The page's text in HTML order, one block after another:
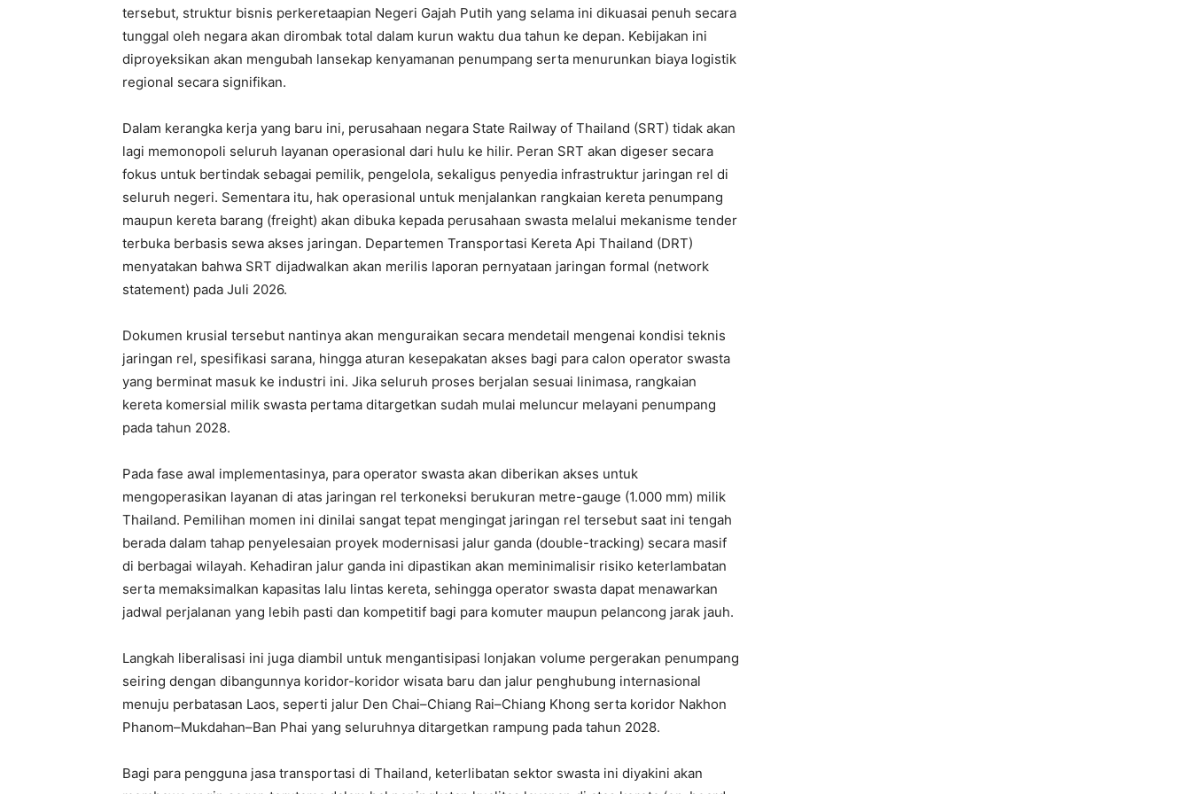
tersebut, struktur bisnis perkeretaapian Negeri Gajah Putih yang selama ini dikuasai penuh secara
tunggal oleh negara akan dirombak total dalam kurun waktu dua tahun ke depan. Kebijakan ini
diproyeksikan akan mengubah lansekap kenyamanan penumpang serta menurunkan biaya logistik
regional secara signifikan.
Dalam kerangka kerja yang baru ini, perusahaan negara State Railway of Thailand (SRT) tidak akan
lagi memonopoli seluruh layanan operasional dari hulu ke hilir. Peran SRT akan digeser secara
fokus untuk bertindak sebagai pemilik, pengelola, sekaligus penyedia infrastruktur jaringan rel di
seluruh negeri. Sementara itu, hak operasional untuk menjalankan rangkaian kereta penumpang
maupun kereta barang (freight) akan dibuka kepada perusahaan swasta melalui mekanisme tender
terbuka berbasis sewa akses jaringan. Departemen Transportasi Kereta Api Thailand (DRT)
menyatakan bahwa SRT dijadwalkan akan merilis laporan pernyataan jaringan formal (network
statement) pada Juli 2026.
Dokumen krusial tersebut nantinya akan menguraikan secara mendetail mengenai kondisi teknis
jaringan rel, spesifikasi sarana, hingga aturan kesepakatan akses bagi para calon operator swasta
yang berminat masuk ke industri ini. Jika seluruh proses berjalan sesuai linimasa, rangkaian
kereta komersial milik swasta pertama ditargetkan sudah mulai meluncur melayani penumpang
pada tahun 2028.
Pada fase awal implementasinya, para operator swasta akan diberikan akses untuk
mengoperasikan layanan di atas jaringan rel terkoneksi berukuran metre-gauge (1.000 mm) milik
Thailand. Pemilihan momen ini dinilai sangat tepat mengingat jaringan rel tersebut saat ini tengah
berada dalam tahap penyelesaian proyek modernisasi jalur ganda (double-tracking) secara masif
di berbagai wilayah. Kehadiran jalur ganda ini dipastikan akan meminimalisir risiko keterlambatan
serta memaksimalkan kapasitas lalu lintas kereta, sehingga operator swasta dapat menawarkan
jadwal perjalanan yang lebih pasti dan kompetitif bagi para komuter maupun pelancong jarak jauh.
Langkah liberalisasi ini juga diambil untuk mengantisipasi lonjakan volume pergerakan penumpang
seiring dengan dibangunnya koridor-koridor wisata baru dan jalur penghubung internasional
menuju perbatasan Laos, seperti jalur Den Chai–Chiang Rai–Chiang Khong serta koridor Nakhon
Phanom–Mukdahan–Ban Phai yang seluruhnya ditargetkan rampung pada tahun 2028.
Bagi para pengguna jasa transportasi di Thailand, keterlibatan sektor swasta ini diyakini akan